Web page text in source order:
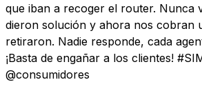
que iban a recoger el router. Nunca
dieron solución y ahora nos cobran
retiraron. Nadie responde, cada
¡Basta de engañar a los clientes!
@consumidores